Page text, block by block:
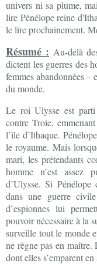
univers ni sa plume,
lire Pénélope reine
le lire prochainement.
Résumé : Au-delà
dictent les guerres des
femmes abandonnées –
du monde.
Le roi Ulysse est parti
contre Troie,
l’île d’Ithaque.
le royaume. Mais
mari, les prétendants
homme n’est assez
d’Ulysse. Si Pénélope
dans une guerre
d’espionnes lui
pouvoir nécessaire à la
surveille tout le monde
ne règne pas en
dont elles s’emparent en